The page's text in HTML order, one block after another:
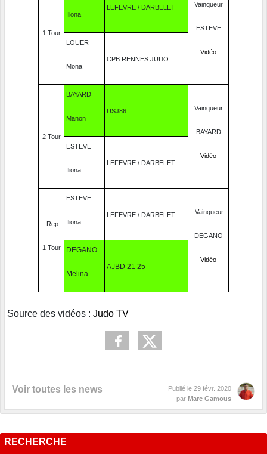
1 Tour
Iliona
LEFEVRE / DARBELET Vainqueur
ESTEVE
Vidéo
LOUER
Mona
CPB RENNES JUDO
2 Tour
BAYARD
Manon
USJ86 Vainqueur
BAYARD
Vidéo
ESTEVE
Iliona
LEFEVRE / DARBELET
Rep
1 Tour
ESTEVE
Iliona
LEFEVRE / DARBELET Vainqueur
DEGANO
Vidéo
DEGANO
Melina
AJBD 21 25
Source des vidéos : Judo TV
Voir toutes les news Publié le 29 févr. 2020
par Marc Gamous
RECHERCHE